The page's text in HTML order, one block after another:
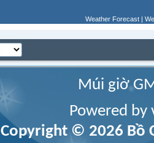
Weather Forecast |
Múi giờ
Powered
Copyright © 2026 Bồ